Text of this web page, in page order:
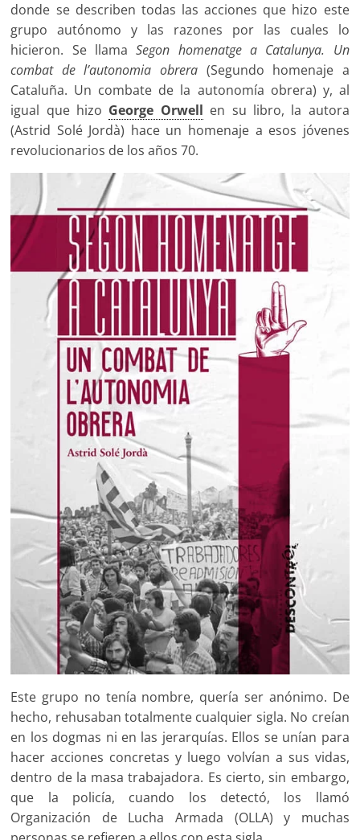
donde se describen todas las acciones que hizo este
grupo autónomo y las razones por las cuales lo
hicieron. Se llamaSegon homenatge a Catalunya. Un
combat de l’autonomia obrera (Segundo homenaje a
Cataluña. Un combate de la autonomía obrera) y, al
igual que hizo George Orwell en su libro, la autora
(Astrid Solé Jordà) hace un homenaje a esos jóvenes
revolucionarios de los años 70.
Este grupo no tenía nombre, quería ser anónimo. De
hecho, rehusaban totalmente cualquier sigla. No creían
en los dogmas ni en las jerarquías. Ellos se unían para
hacer acciones concretas y luego volvían a sus vidas,
dentro de la masa trabajadora. Es cierto, sin embargo,
que la policía, cuando los detectó, los llamó
Organización de Lucha Armada (OLLA) y muchas